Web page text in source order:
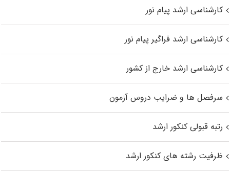
کارشناسی ارشد پیام نور
کارشناسی ارشد فراگیر پیام نور
کارشناسی ارشد خارج از کشور
سرفصل ها و ضرایب دروس آزمون
رتبه قبولی کنکور ارشد
ظرفیت رشته های کنکور ارشد